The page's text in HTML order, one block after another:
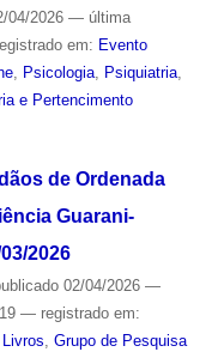
04/2026 — última
em: Evento
, Psicologia, Psiquiatria,
e Pertencimento
de Ordenada
Guarani-
2026
02/04/2026 —
— registrado em:
Livros, Grupo de Pesquisa